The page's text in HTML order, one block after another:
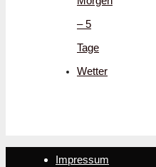
– 5
Tage
Wetter
Impressum